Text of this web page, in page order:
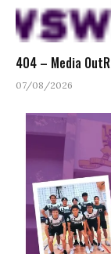
404 – Media
07/08/2026